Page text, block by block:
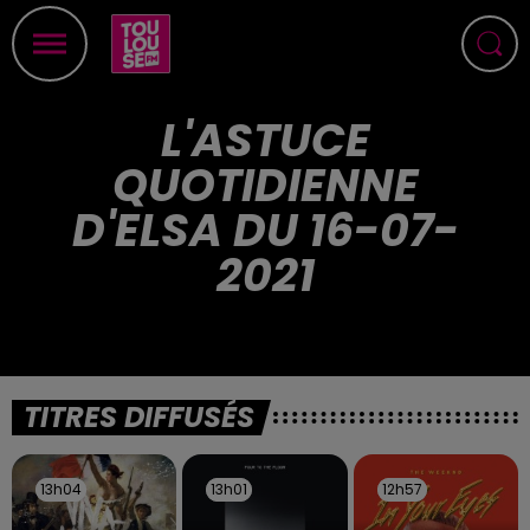
L'ASTUCE
QUOTIDIENNE
D'ELSA DU 16-07-
2021
TITRES DIFFUSÉS
13h04
13h04 13h01
13h01 12h57
12h57